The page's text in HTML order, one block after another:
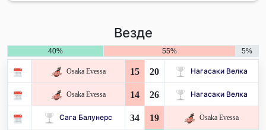
Везде
40% 55% 5%
Osaka Evessa 15 20 Нагасаки Велка
Osaka Evessa 14 26 Нагасаки Велка
Сага Балунерс 34 19 Osaka Evessa